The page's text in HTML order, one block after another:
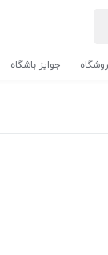
جوایز باشگاه